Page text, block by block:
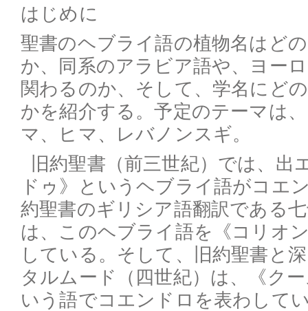
はじめに
聖書のヘブライ語の植物名はど
か、同系のアラビア語や、ヨー
関わるのか、そして、学名にど
かを紹介する。予定のテーマは
マ、ヒマ、レバノンスギ。
旧約聖書（前三世紀）では、
ドゥ》というヘブライ語がコエ
約聖書のギリシア語翻訳である
は、このヘブライ語を《コリオ
している。そして、旧約聖書と
タルムード（四世紀）は、《ク
いう語でコエンドロを表わして